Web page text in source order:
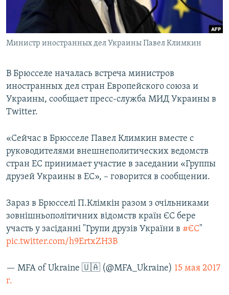
ПОБЕДИТЕЛЕЙ НЕ СУДЯТ?
ELIFBE
ПРИСОЕДИНЯЙТЕСЬ!
Все сайты RFE/RL
Министр иностранных дел Украины Павел Климкин
В Брюсселе началась встреча министров
иностранных дел стран Европейского союза и
Украины, сообщает пресс-служба МИД Украины в
Twitter.
«Сейчас в Брюсселе Павел Климкин вместе с
руководителями внешнеполитических ведомств
стран ЕС принимает участие в заседании «Группы
друзей Украины в ЕС», – говорится в сообщении.
Зараз в Брюсселі П.Клімкін разом з очільниками
зовнішньополітичних відомств країн ЄС бере
участь у засіданні "Групи друзів України в #ЄС"
pic.twitter.com/h9ErtxZH3B
— MFA of Ukraine 🇺🇦 (@MFA_Ukraine) 15 мая 2017
г.